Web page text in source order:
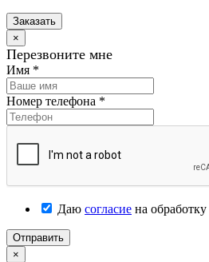
Заказать
×
Перезвоните мне
Имя *
Номер телефона *
Даю согласие на обработку
Отправить
×